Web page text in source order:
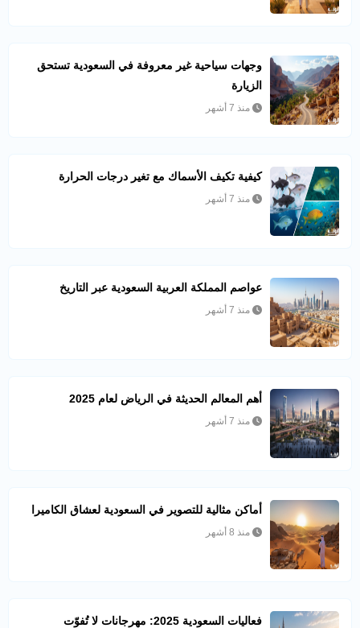
وجهات سياحية غير معروفة في السعودية تستحق
الزيارة
منذ 7 أشهر
كيفية تكيف الأسماك مع تغير درجات الحرارة
منذ 7 أشهر
عواصم المملكة العربية السعودية عبر التاريخ
منذ 7 أشهر
أهم المعالم الحديثة في الرياض لعام 2025
منذ 7 أشهر
أماكن مثالية للتصوير في السعودية لعشاق الكاميرا
منذ 8 أشهر
فعاليات السعودية 2025: مهرجانات لا تُفوّت